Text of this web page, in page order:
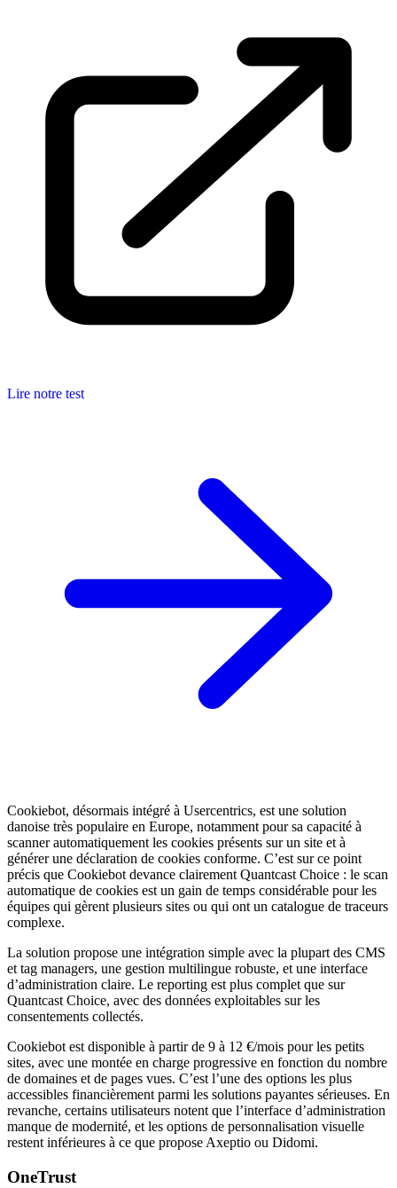
Lire notre test
Cookiebot, désormais intégré à Usercentrics, est une solution
danoise très populaire en Europe, notamment pour sa capacité à
scanner automatiquement les cookies présents sur un site et à
générer une déclaration de cookies conforme. C’est sur ce point
précis que Cookiebot devance clairement Quantcast Choice : le scan
automatique de cookies est un gain de temps considérable pour les
équipes qui gèrent plusieurs sites ou qui ont un catalogue de traceurs
complexe.
La solution propose une intégration simple avec la plupart des CMS
et tag managers, une gestion multilingue robuste, et une interface
d’administration claire. Le reporting est plus complet que sur
Quantcast Choice, avec des données exploitables sur les
consentements collectés.
Cookiebot est disponible à partir de 9 à 12 €/mois pour les petits
sites, avec une montée en charge progressive en fonction du nombre
de domaines et de pages vues. C’est l’une des options les plus
accessibles financièrement parmi les solutions payantes sérieuses. En
revanche, certains utilisateurs notent que l’interface d’administration
manque de modernité, et les options de personnalisation visuelle
restent inférieures à ce que propose Axeptio ou Didomi.
OneTrust